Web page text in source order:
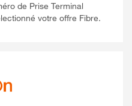
de Prise Terminal
votre offre Fibre.